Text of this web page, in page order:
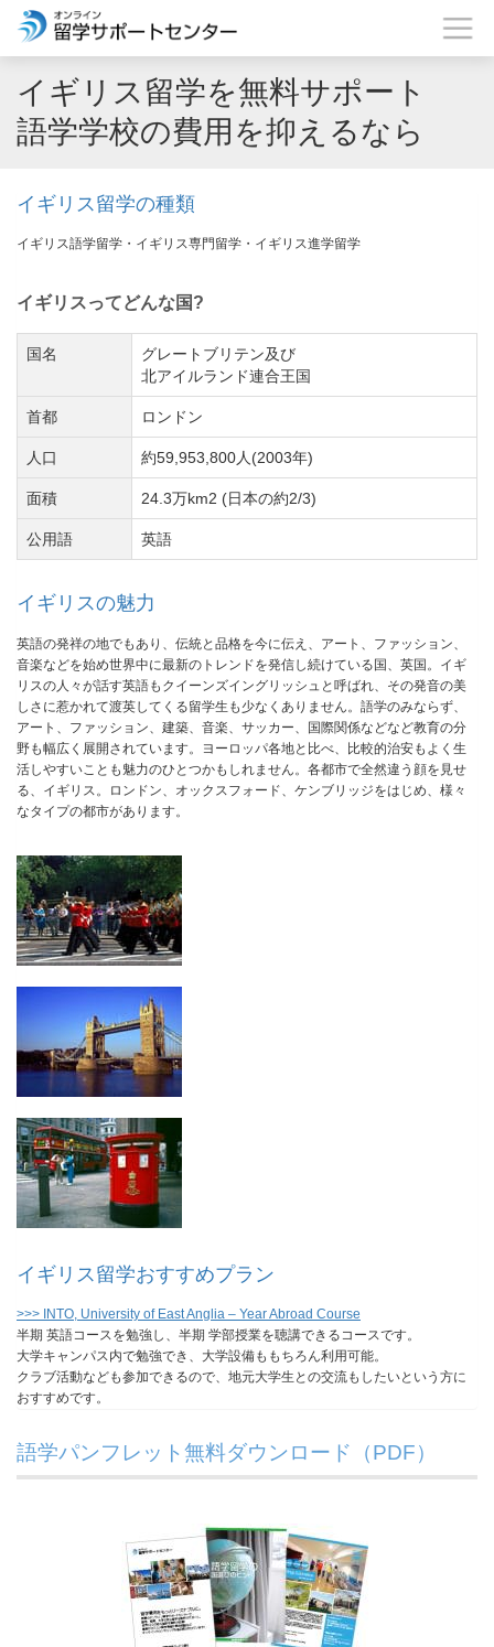
イギリス留学を無料サポート
語学学校の費用を抑えるなら
イギリス留学の種類
イギリス語学留学・イギリス専門留学・イギリス進学留学
イギリスってどんな国?
国名
グレートブリテン及び
北アイルランド連合王国
首都 ロンドン
人口 約59,953,800人(2003年)
面積 24.3万km2 (日本の約2/3)
公用語 英語
イギリスの魅力
英語の発祥の地でもあり、伝統と品格を今に伝え、アート、ファッション、
音楽などを始め世界中に最新のトレンドを発信し続けている国、英国。イギ
リスの人々が話す英語もクイーンズイングリッシュと呼ばれ、その発音の美
しさに惹かれて渡英してくる留学生も少なくありません。語学のみならず、
アート、ファッション、建築、音楽、サッカー、国際関係などなど教育の分
野も幅広く展開されています。ヨーロッパ各地と比べ、比較的治安もよく生
活しやすいことも魅力のひとつかもしれません。各都市で全然違う顔を見せ
る、イギリス。ロンドン、オックスフォード、ケンブリッジをはじめ、様々
なタイプの都市があります。
イギリス留学おすすめプラン
>>> INTO, University of East Anglia – Year Abroad Course
半期 英語コースを勉強し、半期 学部授業を聴講できるコースです。
大学キャンパス内で勉強でき、大学設備ももちろん利用可能。
クラブ活動なども参加できるので、地元大学生との交流もしたいという方に
おすすめです。
語学パンフレット無料ダウンロード（PDF）